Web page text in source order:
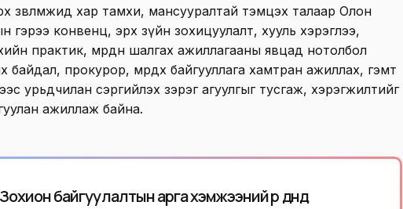
зөвлөмжид хар тамхи, мансууралтай тэмцэх талаар Олон
гэрээ конвенц, эрх зүйн зохицуулалт, хууль хэрэглээ,
практик, мөрдөн шалгах ажиллагааны явцад нотолбол
байдал, прокурор, мөрдөх байгууллага хамтран ажиллах, гэмт
урьдчилан сэргийлэх зэрэг агуулгыг тусгаж, хэрэгжилтийг
ажиллаж байна.
Зохион байгуулалтын арга хэмжээний үр дүнд